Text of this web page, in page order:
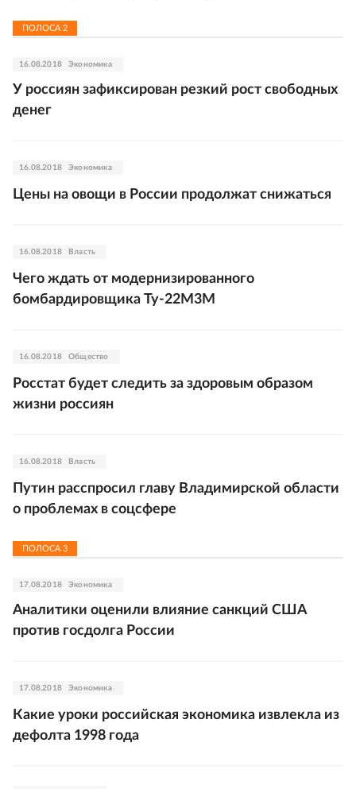
ПОЛОСА2
16.08.2018 Экономика
У россиян зафиксирован резкий рост свободных
денег
16.08.2018 Экономика
Цены на овощи в России продолжат снижаться
16.08.2018 Власть
Чего ждать от модернизированного
бомбардировщика Ту-22М3М
16.08.2018 Общество
Росстат будет следить за здоровым образом
жизни россиян
16.08.2018 Власть
Путин расспросил главу Владимирской области
о проблемах в соцсфере
ПОЛОСА3
17.08.2018 Экономика
Аналитики оценили влияние санкций США
против госдолга России
17.08.2018 Экономика
Какие уроки российская экономика извлекла из
дефолта 1998 года